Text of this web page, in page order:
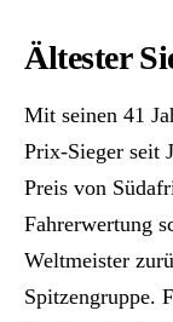
Ältester
Mit seinen 41
Prix-Sieger seit
Preis von
Fahrerwertung
Weltmeister
Spitzengruppe.